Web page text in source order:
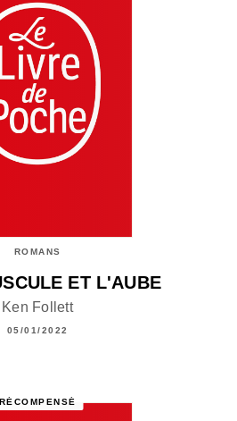
ROMANS
ET L'AUBE
Ken Follett
05/01/2022
RÉCOMPENSÉ